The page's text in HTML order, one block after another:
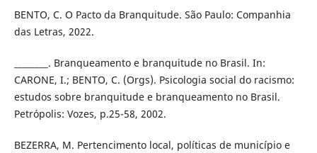
BENTO, C. O Pacto da Branquitude. São Paulo: Companhia
das Letras, 2022.
________. Branqueamento e branquitude no Brasil. In:
CARONE, I.; BENTO, C. (Orgs). Psicologia social do racismo:
estudos sobre branquitude e branqueamento no Brasil.
Petrópolis: Vozes, p.25-58, 2002.
BEZERRA, M. Pertencimento local, políticas de município e